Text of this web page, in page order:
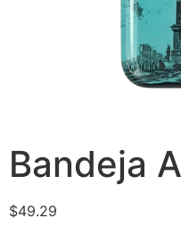
Bandeja
$49.29